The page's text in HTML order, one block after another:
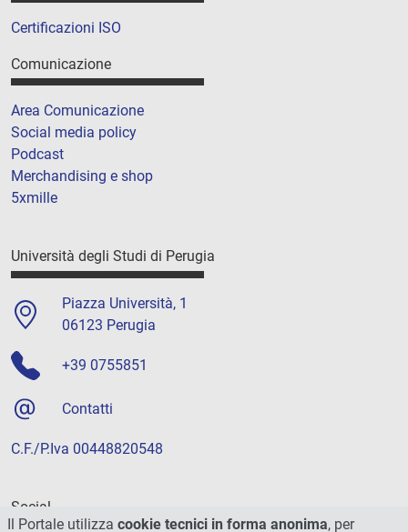
Certificazioni ISO
Comunicazione
Area Comunicazione
Social media policy
Podcast
Merchandising e shop
5xmille
Università degli Studi di Perugia
Piazza Università, 1
06123 Perugia
+39 0755851
Contatti
C.F./P.Iva 00448820548
Social
Il Portale utilizza cookie tecnici in forma anonima, per